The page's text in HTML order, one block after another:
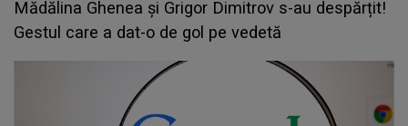
Mădălina Ghenea și Grigor Dimitrov s-au despărțit!
Gestul care a dat-o de gol pe vedetă